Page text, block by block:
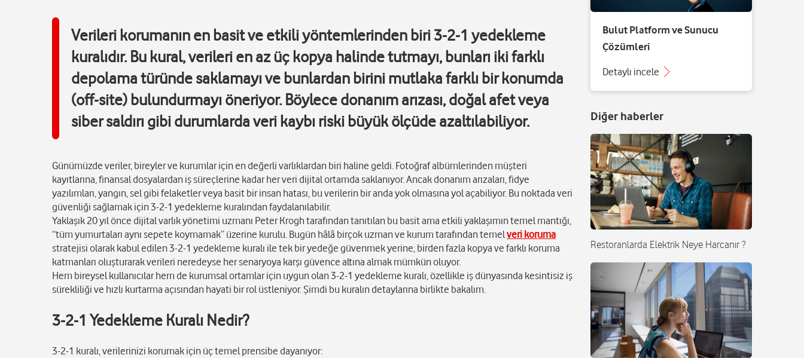
Verileri korumanın en basit ve etkili yöntemlerinden biri 3-2-1 yedekleme
kuralıdır. Bu kural, verileri en az üç kopya halinde tutmayı, bunları iki farklı
depolama türünde saklamayı ve bunlardan birini mutlaka farklı bir konumda
(off-site) bulundurmayı öneriyor. Böylece donanım arızası, doğal afet veya
siber saldırı gibi durumlarda veri kaybı riski büyük ölçüde azaltılabiliyor.
Günümüzde veriler, bireyler ve kurumlar için en değerli varlıklardan biri haline geldi. Fotoğraf albümlerinden müşteri
kayıtlarına, finansal dosyalardan iş süreçlerine kadar her veri dijital ortamda saklanıyor. Ancak donanım arızaları, fidye
yazılımları, yangın, sel gibi felaketler veya basit bir insan hatası, bu verilerin bir anda yok olmasına yol açabiliyor. Bu noktada veri
güvenliği sağlamak için 3-2-1 yedekleme kuralından faydalanılabilir.
Yaklaşık 20 yıl önce dijital varlık yönetimi uzmanı Peter Krogh tarafından tanıtılan bu basit ama etkili yaklaşımın temel mantığı,
“tüm yumurtaları aynı sepete koymamak” üzerine kurulu. Bugün hâlâ birçok uzman ve kurum tarafından temelveri koruma
stratejisi olarak kabul edilen 3-2-1 yedekleme kuralı ile tek bir yedeğe güvenmek yerine, birden fazla kopya ve farklı koruma
katmanları oluşturarak verileri neredeyse her senaryoya karşı güvence altına almak mümkün oluyor.
Hem bireysel kullanıcılar hem de kurumsal ortamlar için uygun olan 3-2-1 yedekleme kuralı, özellikle iş dünyasında kesintisiz iş
sürekliliği ve hızlı kurtarma açısından hayati bir rol üstleniyor. Şimdi bu kuralın detaylarına birlikte bakalım.
3-2-1 Yedekleme Kuralı Nedir?
3-2-1 kuralı, verilerinizi korumak için üç temel prensibe dayanıyor:
Bulut Platform ve Sunucu
Çözümleri
Detaylı incele
Diğer haberler
Restoranlarda Elektrik Neye Harcanır ?